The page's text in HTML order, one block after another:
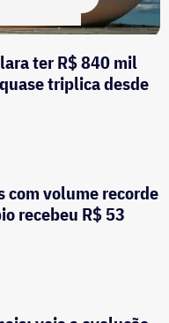
ter R$ 840 mil
triplica desde
com volume recorde
recebeu R$ 53